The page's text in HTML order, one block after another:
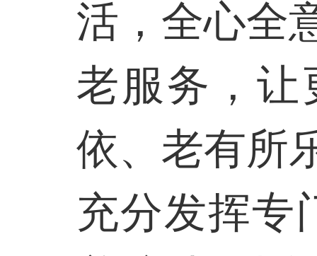
活，全心全
老服务，让
依、老有所
充分发挥专